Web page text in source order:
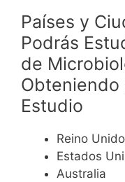
Países y
Podrás
de
Obteniendo
Estudio
Reino Unido
Estados
Australia